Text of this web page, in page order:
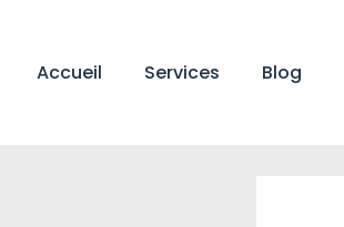
Main
Accueil Services Blog